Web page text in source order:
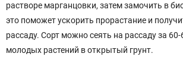
растворе марганцовки, затем замочить в
это поможет ускорить прорастание и
рассаду. Сорт можно сеять на рассаду за
молодых растений в открытый грунт.